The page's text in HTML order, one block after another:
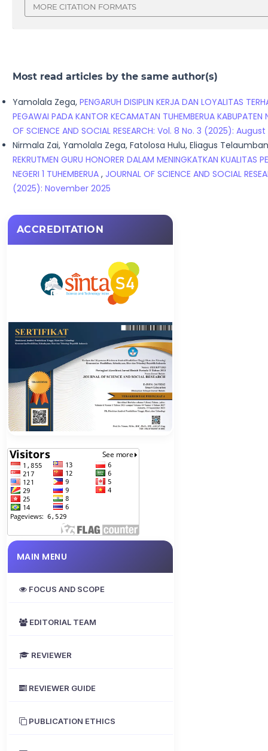
MORE CITATION FORMATS
Most read articles by the same author(s)
Yamolala Zega, PENGARUH DISIPLIN KERJA DAN LOYALITAS
PEGAWAI PADA KANTOR KECAMATAN TUHEMBERUA KABUPATEN
OF SCIENCE AND SOCIAL RESEARCH: Vol. 8 No. 3 (2025):
Nirmala Zai, Yamolala Zega, Fatolosa Hulu, Eliagus
REKRUTMEN GURU HONORER DALAM MENINGKATKAN KUALITAS
NEGERI 1 TUHEMBERUA , JOURNAL OF SCIENCE AND SOCIAL
(2025): November 2025
ACCREDITATION
MAIN MENU
FOCUS AND SCOPE
EDITORIAL TEAM
REVIEWER
REVIEWER GUIDE
PUBLICATION ETHICS